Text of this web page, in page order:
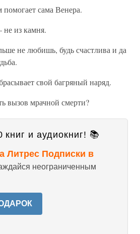
сама Венера.
не из камня.
не любишь, будь счастлива и да
свой багряный наряд.
вызов мрачной смерти?
и аудиокниг! 📚
Литрес Подписки в
неограниченным